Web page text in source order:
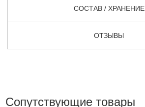
СОСТАВ / ХРАНЕНИЕ
ОТЗЫВЫ
Сопутствующие товары